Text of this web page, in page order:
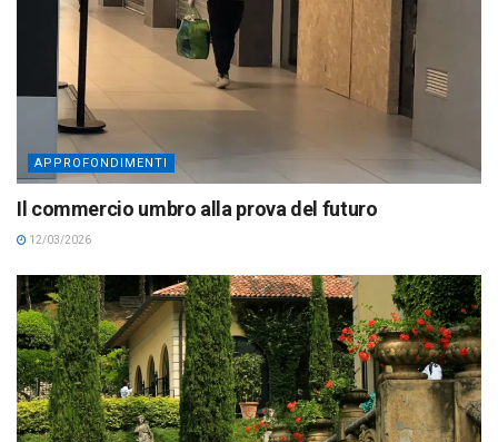
APPROFONDIMENTI
Il commercio umbro alla prova del futuro
12/03/2026